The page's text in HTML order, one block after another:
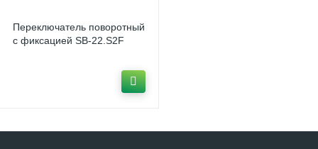
Переключатель поворотный
с фиксацией SB-22.S2F